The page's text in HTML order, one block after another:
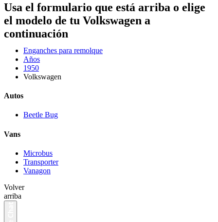
Usa el formulario que está arriba o elige
el modelo de tu Volkswagen a
continuación
Enganches para remolque
Años
1950
Volkswagen
Autos
Beetle Bug
Vans
Microbus
Transporter
Vanagon
Volver
arriba